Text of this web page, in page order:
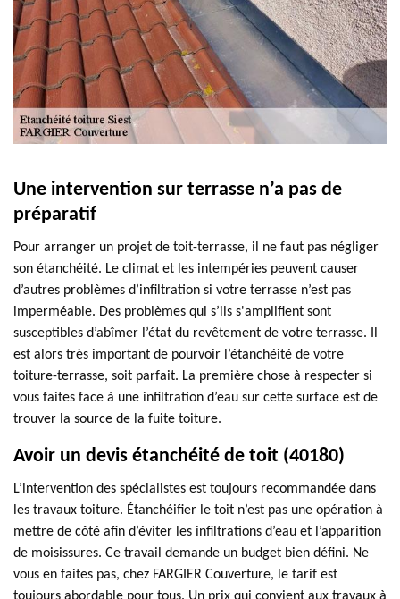
Une intervention sur terrasse n’a pas de
préparatif
Pour arranger un projet de toit-terrasse, il ne faut pas négliger
son étanchéité. Le climat et les intempéries peuvent causer
d’autres problèmes d’infiltration si votre terrasse n’est pas
imperméable. Des problèmes qui s’ils s'amplifient sont
susceptibles d’abîmer l’état du revêtement de votre terrasse. Il
est alors très important de pourvoir l’étanchéité de votre
toiture-terrasse, soit parfait. La première chose à respecter si
vous faites face à une infiltration d’eau sur cette surface est de
trouver la source de la fuite toiture.
Avoir un devis étanchéité de toit (40180)
L’intervention des spécialistes est toujours recommandée dans
les travaux toiture. Étanchéifier le toit n’est pas une opération à
mettre de côté afin d’éviter les infiltrations d’eau et l’apparition
de moisissures. Ce travail demande un budget bien défini. Ne
vous en faites pas, chez FARGIER Couverture, le tarif est